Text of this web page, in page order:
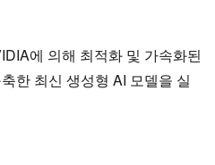
에 의해 최적화 및 가속화된
한 최신 생성형 AI 모델을 실